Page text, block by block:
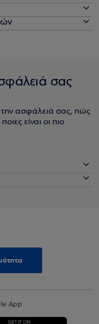
σας
την ασφάλειά σας, πώς
είναι οι πιο
App